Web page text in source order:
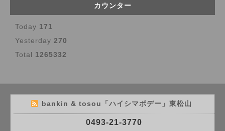
カウンター
Today 171
Yesterday 270
Total 1265332
bankin & tosou「ハイシマボデー」東松山
0493-21-3770